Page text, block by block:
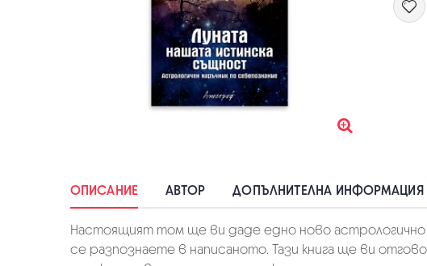
ОПИСАНИЕ АВТОР ДОПЪЛНИТЕЛНА ИНФОРМАЦИЯ
Настоящият том ще ви даде едно ново
се разпознаете в написаното. Тази книга ще ви